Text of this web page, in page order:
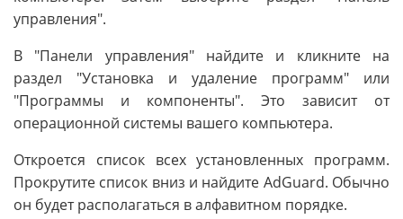
управления".
В "Панели управления" найдите и кликните на
раздел "Установка и удаление программ" или
"Программы и компоненты". Это зависит от
операционной системы вашего компьютера.
Откроется список всех установленных программ.
Прокрутите список вниз и найдите AdGuard. Обычно
он будет располагаться в алфавитном порядке.